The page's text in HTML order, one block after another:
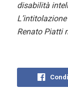
disabilità
Renato Piatti